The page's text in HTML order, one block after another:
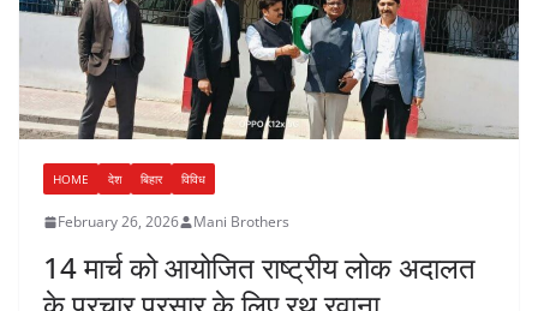
HOME देश बिहार विविध
February 26, 2026 Mani Brothers
14 मार्च को आयोजित राष्ट्रीय लोक अदालत